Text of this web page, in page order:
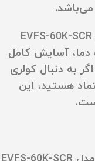
کولرگازی ایستاده ایوولی 60000 مدل EVFS-60K-SCR
دما، آسایش کامل
به دنبال کولری
هستید، این